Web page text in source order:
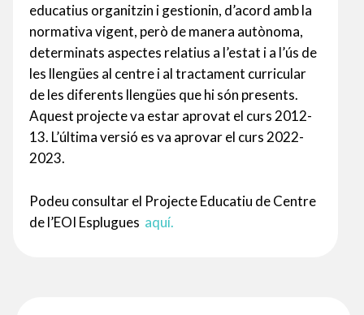
educatius organitzin i gestionin, d’acord amb la
normativa vigent, però de manera autònoma,
determinats aspectes relatius a l’estat i a l’ús de
les llengües al centre i al tractament curricular
de les diferents llengües que hi són presents.
Aquest projecte va estar aprovat el curs 2012-
13. L’última versió es va aprovar el curs 2022-
2023.
Podeu consultar el Projecte Educatiu de Centre
de l’EOI Esplugues aquí.